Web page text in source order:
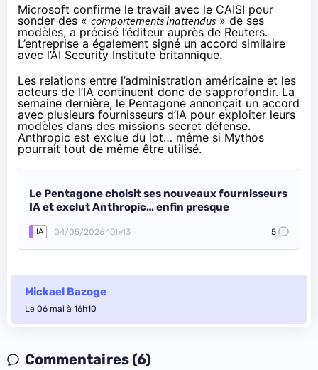
Microsoft confirme le travail avec le CAISI pour
sonder des « comportements inattendus » de ses
modèles, a précisé l’éditeur auprès de Reuters.
L’entreprise a également signé un accord similaire
avec l’AI Security Institute britannique.
Les relations entre l’administration américaine et les
acteurs de l’IA continuent donc de s’approfondir. La
semaine dernière, le Pentagone annonçait un accord
avec plusieurs fournisseurs d’IA pour exploiter leurs
modèles dans des missions secret défense.
Anthropic est exclue du lot… même si Mythos
pourrait tout de même être utilisé.
Le Pentagone choisit ses nouveaux fournisseurs
IA et exclut Anthropic… enfin presque
IA 04/05/2026 10h43 5
Mickael Bazoge
Le 06 mai à 16h10
Commentaires (6)